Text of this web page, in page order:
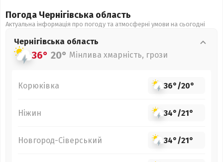
Погода Чернігівська область
Актуальна інформація про погоду та атмосферні умови на сьогодні
Чернігівська область
36° 20° Мінлива хмарність, грози
Корюківка 36°/20°
Ніжин 34°/21°
Новгород-Сіверський 34°/21°